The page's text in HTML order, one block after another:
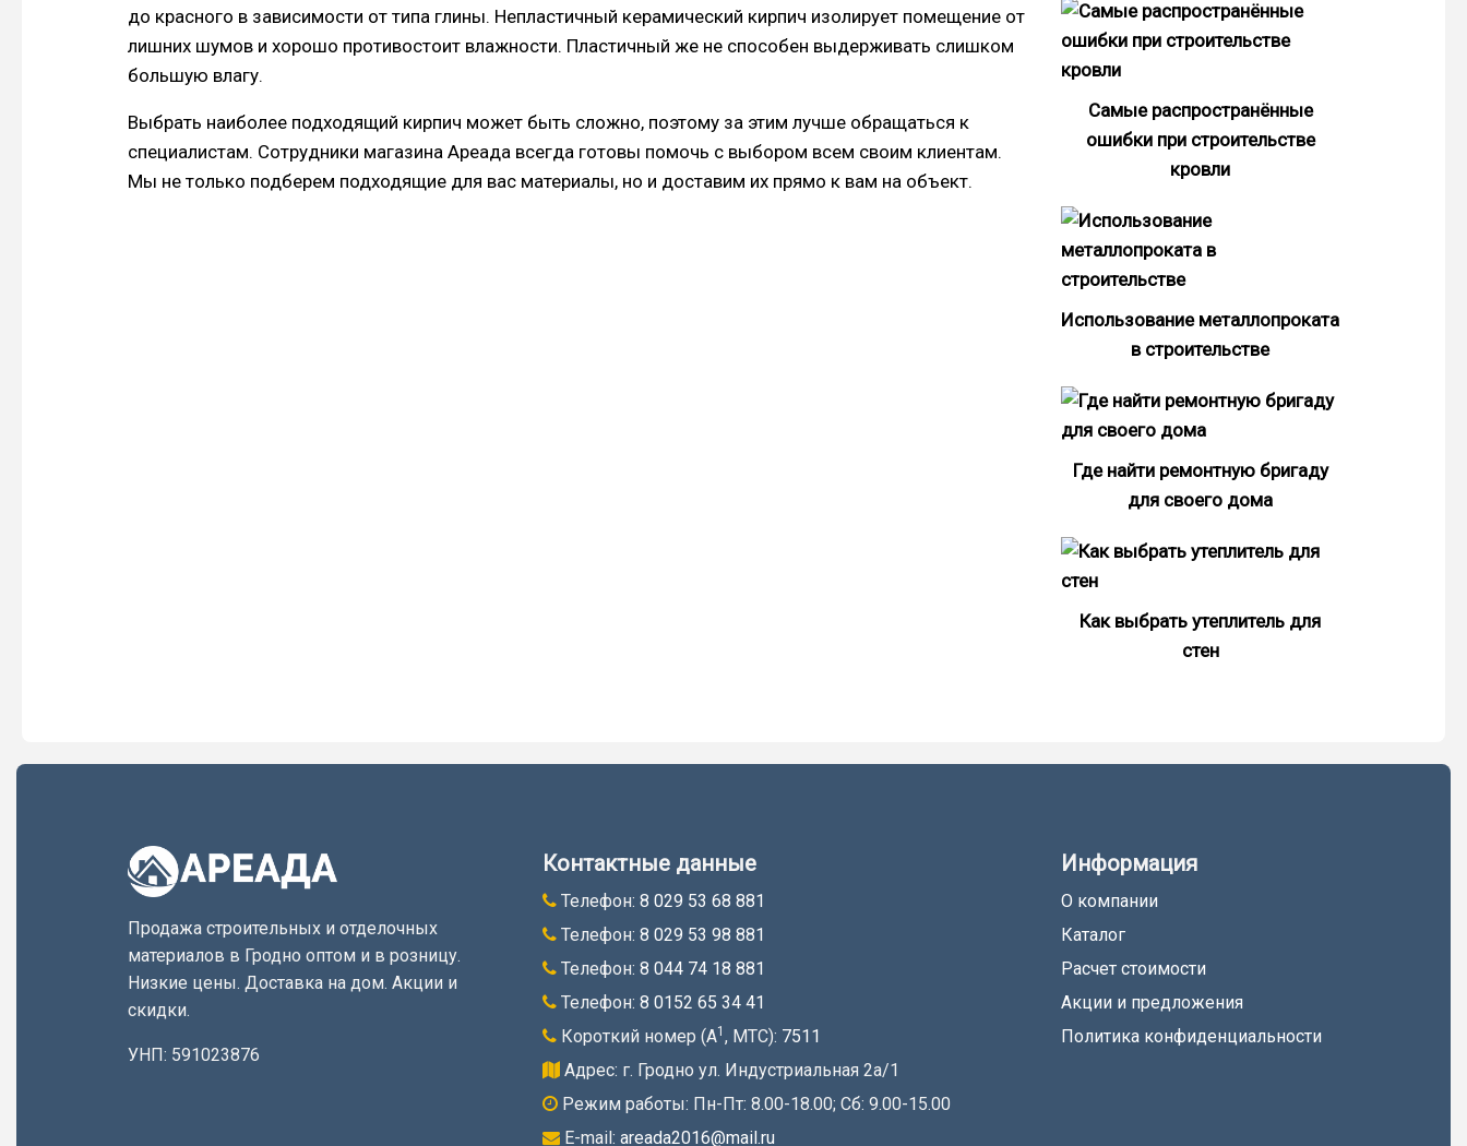
до красного в зависимости от типа глины. Непластичный керамический кирпич изолирует помещение от
лишних шумов и хорошо противостоит влажности. Пластичный же не способен выдерживать слишком
большую влагу.
Выбрать наиболее подходящий кирпич может быть сложно, поэтому за этим лучше обращаться к
специалистам. Сотрудники магазина Ареада всегда готовы помочь с выбором всем своим клиентам.
Мы не только подберем подходящие для вас материалы, но и доставим их прямо к вам на объект.
Самые распространённые
ошибки при строительстве
кровли
Использование металлопроката
в строительстве
Где найти ремонтную бригаду
для своего дома
Как выбрать утеплитель для
стен
Продажа строительных и отделочных
материалов в Гродно оптом и в розницу.
Низкие цены. Доставка на дом. Акции и
скидки.
УНП: 591023876
Контактные данные
Телефон: 8 029 53 68 881
Телефон: 8 029 53 98 881
Телефон: 8 044 74 18 881
Телефон: 8 0152 65 34 41
Короткий номер (A1 , МТС): 7511
Адрес: г. Гродно ул. Индустриальная 2а/1
Режим работы: Пн-Пт: 8.00-18.00; Cб: 9.00-15.00
E-mail: areada2016@mail.ru
Информация
О компании
Каталог
Расчет стоимости
Акции и предложения
Политика конфиденциальности